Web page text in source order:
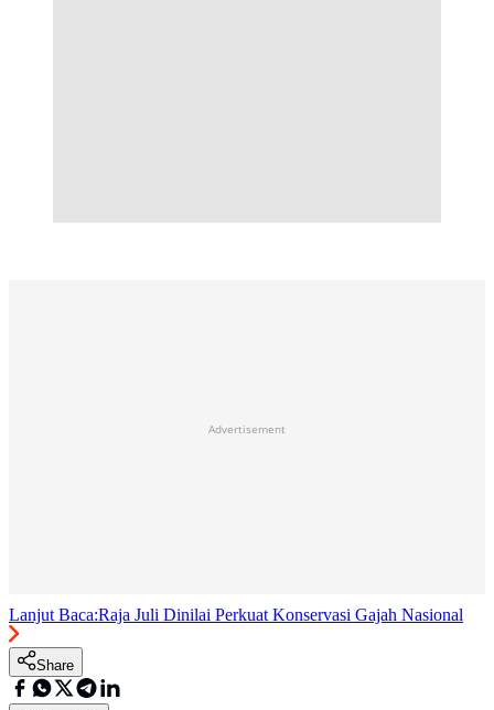
Advertisement
Lanjut Baca:Raja Juli Dinilai Perkuat Konservasi Gajah Nasional
Share